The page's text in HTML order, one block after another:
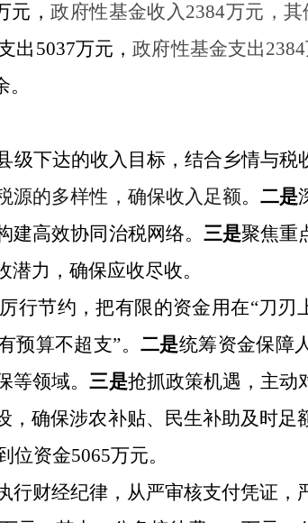
元 ，政府性基金收入2384万元 ，
出 5037万元 ，政府性基金支出2384
。
级下达的收入目标，结合乡情与税
源的多样性，确保收入足额。二是
建高效协同治税网络。 三是聚焦重
力，确保应收尽收。
行节约，把有限的资金用在“刀刃
预算不超支”。二是统筹资金保障
等领域。三是抢抓政策机遇，主动
确保涉农补贴、民生补助及时足
位资金5065万元。
行财经纪律，从严审核支付凭证，